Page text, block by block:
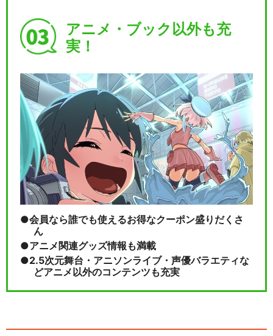
アニメ・ブック以外も充
実！
会員なら誰でも使えるお得なクーポン盛りだくさ
ん
アニメ関連グッズ情報も満載
2.5次元舞台・アニソンライブ・声優バラエティな
どアニメ以外のコンテンツも充実